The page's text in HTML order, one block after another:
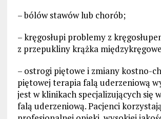
– bólów stawów lub chorób;
– kręgosłupi problemy z
z przepukliny krążka
– ostrogi piętowe i zmiany kostno-
piętowej terapia falą uderzeniową
jest w klinikach specjalizujących się
falą uderzeniową. Pacjenci